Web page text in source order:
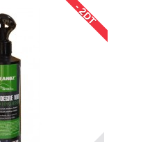
- 2DT